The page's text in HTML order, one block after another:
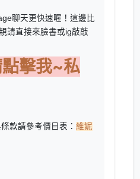
聊天更快速喔！這邊比
請直接來臉書或ig敲敲
擊我~私
款請參考價目表： 維妮